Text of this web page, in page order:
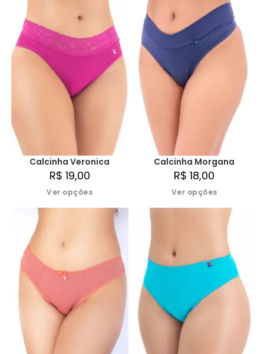
Calcinha Veronica
R$ 19,00
Ver opções
Calcinha Morgana
R$ 18,00
Ver opções